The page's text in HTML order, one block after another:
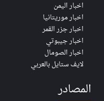
اخبار اليمن
اخبار موريتانيا
اخبار جزر القمر
اخبار جيبوتي
اخبار الصومال
لايف ستايل بالعربي
المصادر